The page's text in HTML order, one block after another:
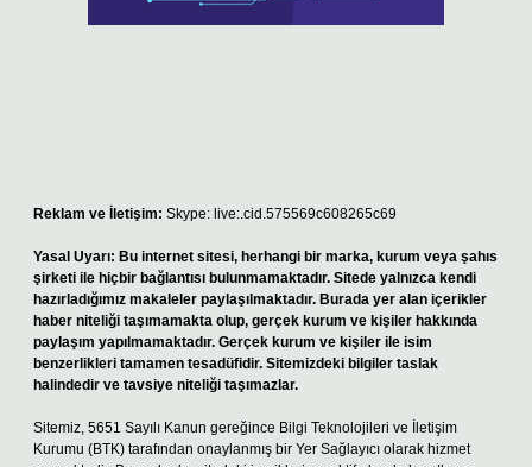
Reklam ve İletişim: Skype: live:.cid.575569c608265c69
Yasal Uyarı: Bu internet sitesi, herhangi bir marka, kurum veya şahıs
şirketi ile hiçbir bağlantısı bulunmamaktadır. Sitede yalnızca kendi
hazırladığımız makaleler paylaşılmaktadır. Burada yer alan içerikler
haber niteliği taşımamakta olup, gerçek kurum ve kişiler hakkında
paylaşım yapılmamaktadır. Gerçek kurum ve kişiler ile isim
benzerlikleri tamamen tesadüfidir. Sitemizdeki bilgiler taslak
halindedir ve tavsiye niteliği taşımazlar.
Sitemiz, 5651 Sayılı Kanun gereğince Bilgi Teknolojileri ve İletişim
Kurumu (BTK) tarafından onaylanmış bir Yer Sağlayıcı olarak hizmet